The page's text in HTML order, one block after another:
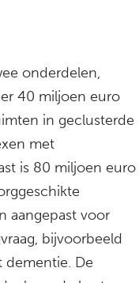
onderdelen,
40 miljoen euro
in geclusterde
met
is 80 miljoen euro
aangepast voor
bijvoorbeeld
dementie. De